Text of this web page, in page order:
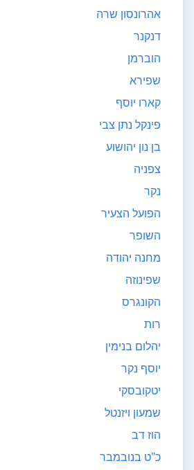
אהרונסון שרה
דנקנר
הוברמן
שפירא
קארו יוסף
פינקל נתן צבי
בן נון יהושוע
צפניה
נקר
הפועל הצעיר
השופר
מחנה יהודה
שפינוזה
הקונגרס
רות
יהלום בנימין
יוסף נקר
יטקובסקי
שמעון ויזנטל
הוז דב
כ"ט בנובמבר